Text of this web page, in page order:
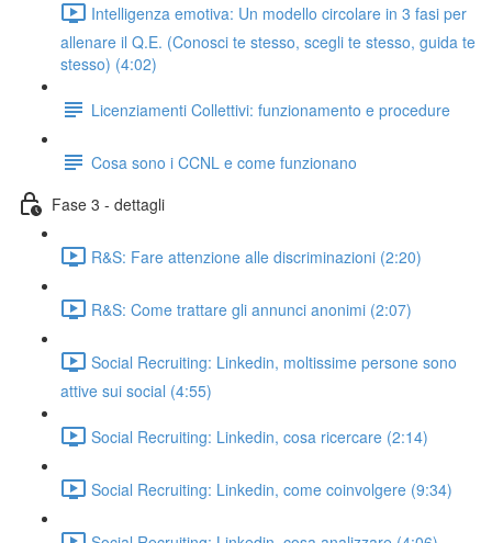
Intelligenza emotiva: Un modello circolare in 3 fasi per
allenare il Q.E. (Conosci te stesso, scegli te stesso, guida te
stesso) (4:02)
Licenziamenti Collettivi: funzionamento e procedure
Cosa sono i CCNL e come funzionano
Fase 3 - dettagli
R&S: Fare attenzione alle discriminazioni (2:20)
R&S: Come trattare gli annunci anonimi (2:07)
Social Recruiting: Linkedin, moltissime persone sono
attive sui social (4:55)
Social Recruiting: Linkedin, cosa ricercare (2:14)
Social Recruiting: Linkedin, come coinvolgere (9:34)